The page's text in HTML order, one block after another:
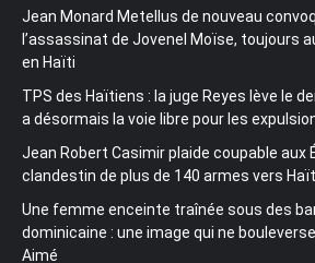
Jean Monard Metellus de nouveau
l’assassinat de Jovenel Moïse, toujours
en Haïti
TPS des Haïtiens : la juge Reyes lève le
a désormais la voie libre pour les
Jean Robert Casimir plaide coupable aux
clandestin de plus de 140 armes vers
Une femme enceinte traînée sous des
dominicaine : une image qui ne
Aimé